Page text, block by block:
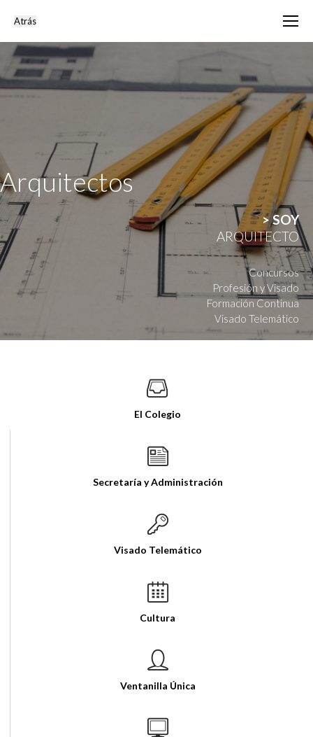
Arquitectos
> SOY
ARQUITECTO
Concursos
Profesión y Visado
Formación Continua
Visado Telemático
El Colegio
Secretaría y Administración
Visado Telemático
Cultura
Ventanilla Única